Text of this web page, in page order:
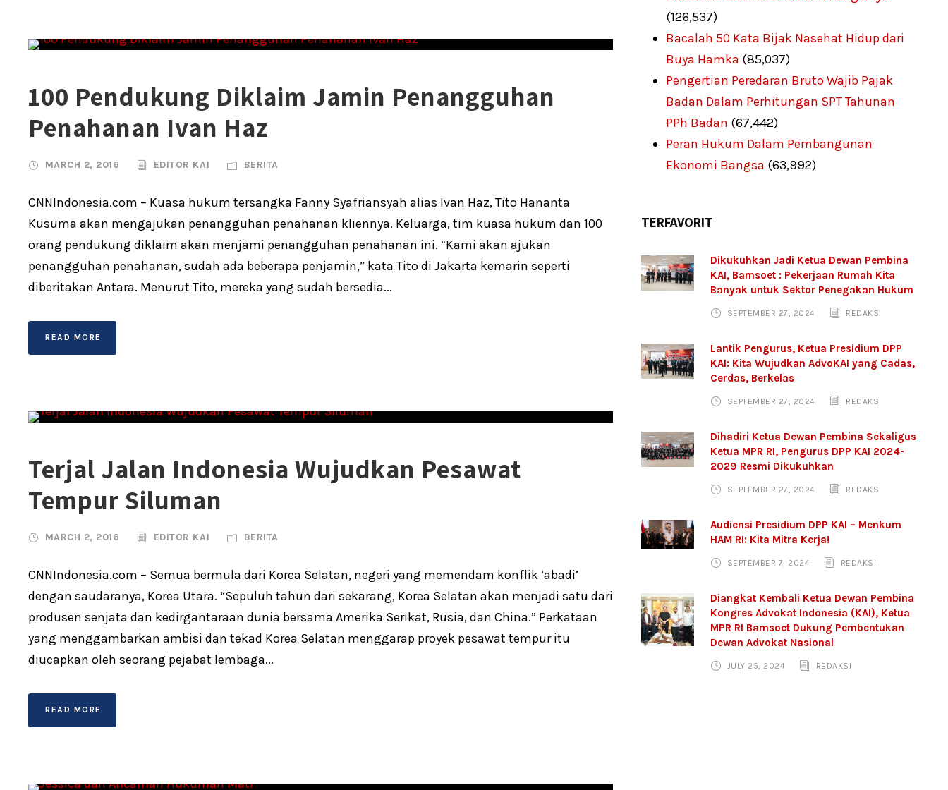
100 Pendukung Diklaim Jamin Penangguhan
Penahanan Ivan Haz
MARCH 2, 2016 EDITOR KAI BERITA
CNNIndonesia.com – Kuasa hukum tersangka Fanny Syafriansyah alias Ivan Haz, Tito Hananta
Kusuma akan mengajukan penangguhan penahanan kliennya. Keluarga, tim kuasa hukum dan 100
orang pendukung diklaim akan menjami penangguhan penahanan ini. “Kami akan ajukan
penangguhan penahanan, sudah ada beberapa penjamin,” kata Tito di Jakarta kemarin seperti
diberitakan Antara. Menurut Tito, mereka yang sudah bersedia...
READ MORE
Terjal Jalan Indonesia Wujudkan Pesawat
Tempur Siluman
MARCH 2, 2016 EDITOR KAI BERITA
CNNIndonesia.com – Semua bermula dari Korea Selatan, negeri yang memendam konflik ‘abadi’
dengan saudaranya, Korea Utara. “Sepuluh tahun dari sekarang, Korea Selatan akan menjadi satu dari
produsen senjata dan kedirgantaraan dunia bersama Amerika Serikat, Rusia, dan China.” Perkataan
yang menggambarkan ambisi dan tekad Korea Selatan menggarap proyek pesawat tempur itu
diucapkan oleh seorang pejabat lembaga...
READ MORE
(126,537)
Bacalah 50 Kata Bijak Nasehat Hidup dari
Buya Hamka (85,037)
Pengertian Peredaran Bruto Wajib Pajak
Badan Dalam Perhitungan SPT Tahunan
PPh Badan (67,442)
Peran Hukum Dalam Pembangunan
Ekonomi Bangsa (63,992)
TERFAVORIT
Dikukuhkan Jadi Ketua Dewan Pembina
KAI, Bamsoet : Pekerjaan Rumah Kita
Banyak untuk Sektor Penegakan Hukum
SEPTEMBER 27, 2024 REDAKSI
Lantik Pengurus, Ketua Presidium DPP
KAI: Kita Wujudkan AdvoKAI yang Cadas,
Cerdas, Berkelas
SEPTEMBER 27, 2024 REDAKSI
Dihadiri Ketua Dewan Pembina Sekaligus
Ketua MPR RI, Pengurus DPP KAI 2024-
2029 Resmi Dikukuhkan
SEPTEMBER 27, 2024 REDAKSI
Audiensi Presidium DPP KAI – Menkum
HAM RI: Kita Mitra Kerja!
SEPTEMBER 7, 2024 REDAKSI
Diangkat Kembali Ketua Dewan Pembina
Kongres Advokat Indonesia (KAI), Ketua
MPR RI Bamsoet Dukung Pembentukan
Dewan Advokat Nasional
JULY 25, 2024 REDAKSI